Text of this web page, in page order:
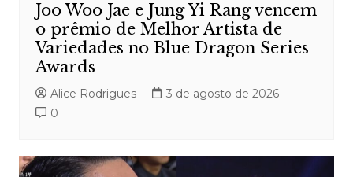
Joo Woo Jae e Jung Yi Rang vencem
o prêmio de Melhor Artista de
Variedades no Blue Dragon Series
Awards
Alice Rodrigues
3 de agosto de 2026
0